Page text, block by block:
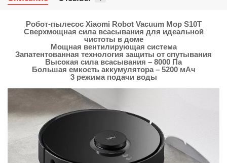
Робот-пылесос Xiaomi Robot Vacuum Mop S10T
Сверхмощная сила всасывания для идеальной
чистоты в доме
Мощная вентилирующая система
Запатентованная технология защиты от спутывания
Высокая сила всасывания – 8000 Па
Большая емкость аккумулятора – 5200 мАч
3 режима подачи воды